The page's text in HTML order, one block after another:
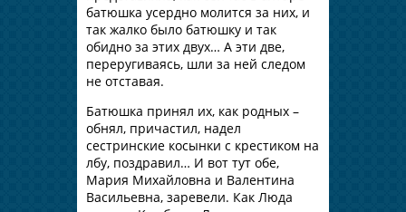
батюшка усердно молится за них, и
так жалко было батюшку и так
обидно за этих двух… А эти две,
переругиваясь, шли за ней следом
не отставая.
Батюшка принял их, как родных –
обнял, причастил, надел
сестринские косынки с крестиком на
лбу, поздравил… И вот тут обе,
Мария Михайловна и Валентина
Васильевна, заревели. Как Люда